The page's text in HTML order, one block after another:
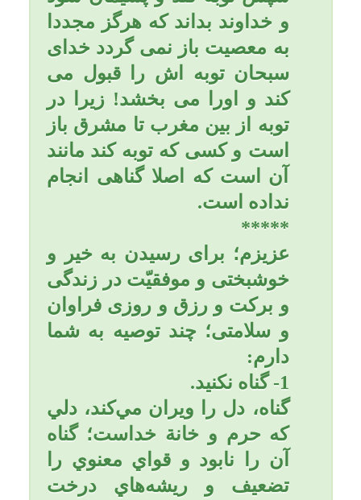
زیرا آن سوره بی نیاز کننده
است.
در خبر است: عبدالله بن
مسعود صحابی بزرگوار رسول
خدا (صلی الله علیه وآله
وسلّم) بیمار شد. خلیفه وقت ،
عثمان بن عفان، به دیدار او
رفت و ناراحت و نگرانی در
چهره او دید از او پرسید: چرا
ناراحتی و آه و ناله می کنی؟
گفت: گناهکارم. پرسید: چه می
بیمار کرده است. پرسید: آیا
می خواهی کمک مالی به تو
بکنم؟ گفت: آن زمان که نیاز
داشتم ندادی و اکنون نیازی
ندارم. عثمان گفت: پول می
دهم برای دخترانت باشد. ابن
همواره سوره واقعه را قرائت
نمایند که هیچ گاه نیازمند
نخواهند شد.
پیامبر اکرم (صلی الله علیه
وآله وسلّم) فرمودند: اگر
سوره واقعه را بنویسند و در
خانه بگذارند موجب افزایش